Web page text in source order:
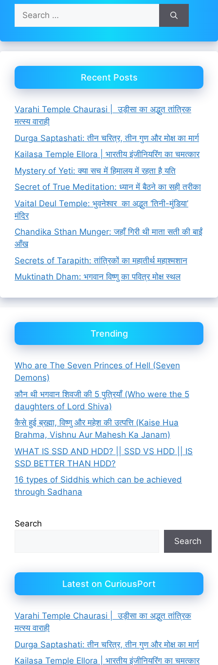
Search
for:
Recent Posts
Varahi Temple Chaurasi | उड़ीसा का अद्भुत तांत्रिक
मत्स्य वाराही
Durga Saptashati: तीन चरित्र, तीन गुण और मोक्ष का मार्ग
Kailasa Temple Ellora | भारतीय इंजीनियरिंग का चमत्कार
Mystery of Yeti: क्या सच में हिमालय में रहता है यति
Secret of True Meditation: ध्यान में बैठने का सही तरीका
Vaital Deul Temple: भुवनेश्वर का अद्भुत ‘तिनी-मुंडिया’
मंदिर
Chandika Sthan Munger: जहाँ गिरी थी माता सती की बाईं
आँख
Secrets of Tarapith: तांत्रिकों का महातीर्थ महाश्मशान
Muktinath Dham: भगवान विष्णु का पवित्र मोक्ष स्थल
Trending
Who are The Seven Princes of Hell (Seven
Demons)
कौन थी भगवान शिवजी की 5 पुत्रियाँ (Who were the 5
daughters of Lord Shiva)
कैसे हुई ब्रह्मा, विष्णु और महेश की उत्पत्ति (Kaise Hua
Brahma, Vishnu Aur Mahesh Ka Janam)
WHAT IS SSD AND HDD? || SSD VS HDD || IS
SSD BETTER THAN HDD?
16 types of Siddhis which can be achieved
through Sadhana
Search
Search
Latest on CuriousPort
Varahi Temple Chaurasi | उड़ीसा का अद्भुत तांत्रिक
मत्स्य वाराही
Durga Saptashati: तीन चरित्र, तीन गुण और मोक्ष का मार्ग
Kailasa Temple Ellora | भारतीय इंजीनियरिंग का चमत्कार